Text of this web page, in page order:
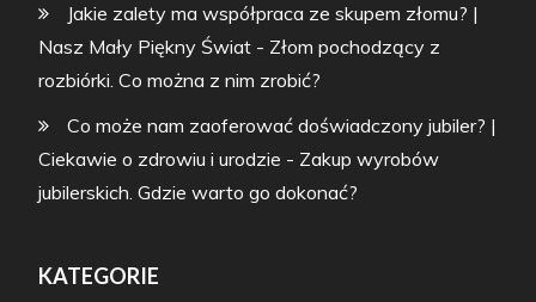
Jakie zalety ma współpraca ze skupem złomu? |
Nasz Mały Piękny Świat - Złom pochodzący z
rozbiórki. Co można z nim zrobić?
Co może nam zaoferować doświadczony jubiler? |
Ciekawie o zdrowiu i urodzie - Zakup wyrobów
jubilerskich. Gdzie warto go dokonać?
KATEGORIE